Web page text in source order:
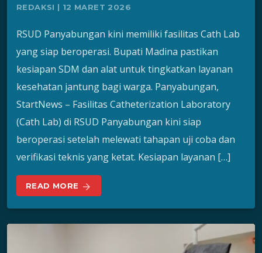
REDAKSI | 12 MARET 2026
RSUD Panyabungan kini memiliki fasilitas Cath Lab
yang siap beroperasi. Bupati Madina pastikan
kesiapan SDM dan alat untuk tingkatkan layanan
kesehatan jantung bagi warga. Panyabungan,
StartNews – Fasilitas Catheterization Laboratory
(Cath Lab) di RSUD Panyabungan kini siap
beroperasi setelah melewati tahapan uji coba dan
verifikasi teknis yang ketat. Kesiapan layanan […]
READ MORE arrow_forward